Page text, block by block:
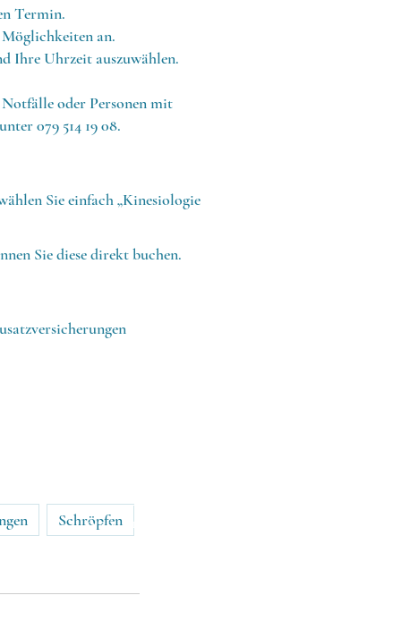
Termin.
an.
Ihre Uhrzeit auszuwählen.
oder Personen mit
079 514 19 08.
Sie einfach „Kinesiologie
Sie diese direkt buchen.
Schröpfen
079 514 19 08